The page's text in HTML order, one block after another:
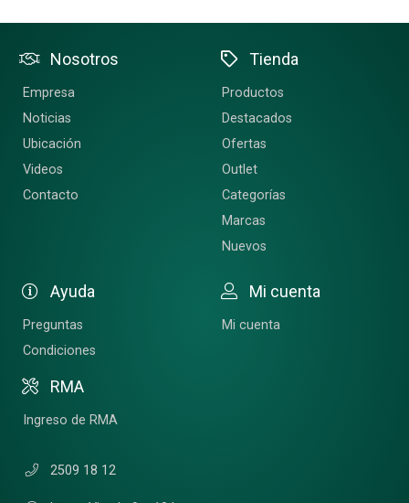
Nosotros
Empresa
Noticias
Ubicación
Videos
Contacto
Tienda
Productos
Destacados
Ofertas
Outlet
Categorías
Marcas
Nuevos
Ayuda
Preguntas
Condiciones
RMA
Ingreso de RMA
Mi cuenta
Mi cuenta
2509 18 12